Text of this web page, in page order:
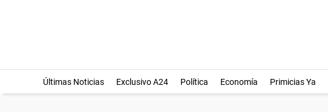
Últimas Noticias Exclusivo A24 Política Economía Primicias Ya